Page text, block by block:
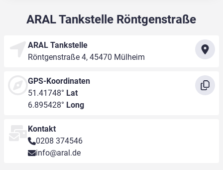
ARAL Tankstelle Röntgenstraße
ARAL Tankstelle
Röntgenstraße 4, 45470 Mülheim
GPS-Koordinaten
51.41748° Lat
6.895428° Long
Kontakt
0208 374546
info@aral.de